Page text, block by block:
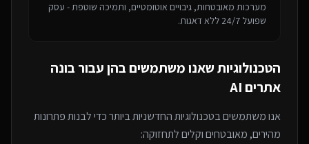
מערכות מאובטחות, גיבויים אוטומטיים, ותמיכה שוטפת - עסק
שפועל 24/7 ללא דאגות.
הטכנולוגיות שאנו משתמשים בהן עבור בונה
אתרים AI
אנו משתמשים בטכנולוגיות החדשניות ביותר כדי לבנות פתרונות
מהירים, מאובטחים וקלים לתחזוקה: